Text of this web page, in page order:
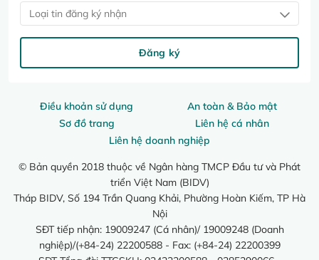
Điều khoản sử dụng
An toàn & Bảo mật
Sơ đồ trang
Liên hệ cá nhân
Liên hệ doanh nghiệp
© Bản quyền 2018 thuộc về Ngân hàng TMCP Đầu tư và Phát
triển Việt Nam (BIDV)
Tháp BIDV, Số 194 Trần Quang Khải, Phường Hoàn Kiếm, TP Hà
Nội
SĐT tiếp nhận: 19009247 (Cá nhân)/ 19009248 (Doanh
nghiệp)/(+84-24) 22200588 - Fax: (+84-24) 22200399
Loại tin đăng ký nhận
Đăng ký